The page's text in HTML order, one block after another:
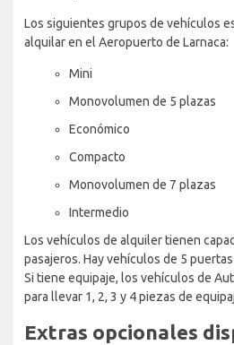
Los siguientes grupos de vehículos
alquilar en el Aeropuerto de Larnaca:
Mini
Monovolumen de 5 plazas
Económico
Compacto
Monovolumen de 7 plazas
Intermedio
Los vehículos de alquiler tienen
pasajeros. Hay vehículos de 5
Si tiene equipaje, los vehículos de
para llevar 1, 2, 3 y 4 piezas de
Extras opcionales